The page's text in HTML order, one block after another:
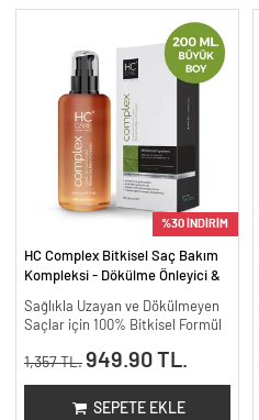
%30 İNDİRİM
HC Complex Bitkisel Saç Bakım
Kompleksi - Dökülme Önleyici &
200 ml.
Sağlıkla Uzayan ve Dökülmeyen
Saçlar için 100% Bitkisel Formül
1,357 TL. 949.90 TL.
SEPETE EKLE